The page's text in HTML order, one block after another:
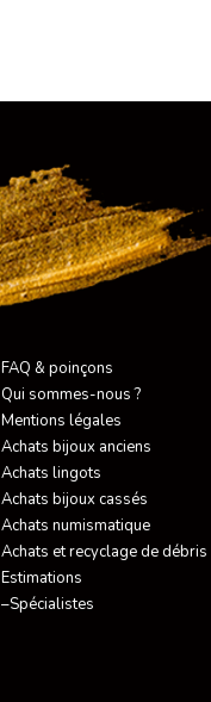
FAQ & poinçons
Qui sommes-nous ?
Mentions légales
Achats bijoux anciens
Achats lingots
Achats bijoux cassés
Achats numismatique
Achats et recyclage de débris
Estimations
–Spécialistes